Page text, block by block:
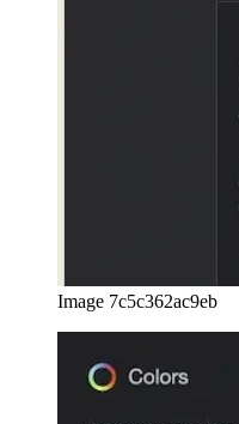
Image 7c5c362ac9eb